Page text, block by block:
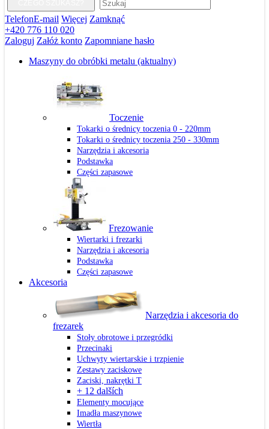
TelefonE-mail Więcej Zamknąć
+420 776 110 020
Zaloguj Załóż konto Zapomniane hasło
Maszyny do obróbki metalu (aktualny)
Toczenie
Tokarki o średnicy toczenia 0 - 220mm
Tokarki o średnicy toczenia 250 - 330mm
Narzędzia i akcesoria
Podstawka
Części zapasowe
Frezowanie
Wiertarki i frezarki
Narzędzia i akcesoria
Podstawka
Części zapasowe
Akcesoria
Narzędzia i akcesoria do
frezarek
Stoły obrotowe i przegródki
Przecinaki
Uchwyty wiertarskie i trzpienie
Zestawy zaciskowe
Zaciski, nakrętki T
+ 12 dalších
Elementy mocujące
Imadła maszynowe
Wiertła